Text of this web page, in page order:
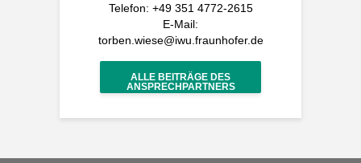
Telefon: +49 351 4772-2615
E-Mail:
torben.wiese@iwu.fraunhofer.de
ALLE BEITRÄGE DES
ANSPRECHPARTNERS